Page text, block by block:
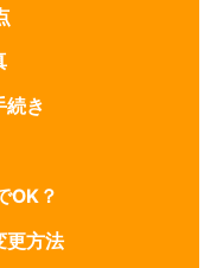
続き
OK？
更方法